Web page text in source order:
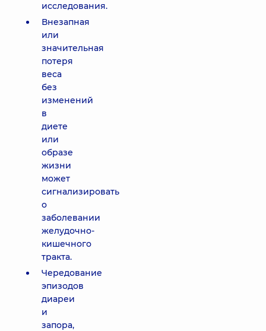
исследования.
Внезапная
или
значительная
потеря
веса
без
изменений
в
диете
или
образе
жизни
может
сигнализировать
о
заболевании
желудочно-
кишечного
тракта.
Чередование
эпизодов
диареи
и
запора,